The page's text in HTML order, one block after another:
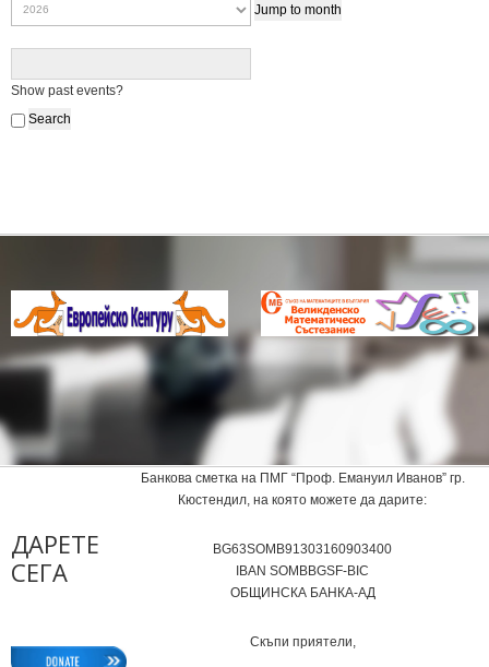
Jump to month
Show past events?
ДАРЕТЕ
СЕГА
Банкова сметка на ПМГ “Проф. Емануил Иванов” гр.
Кюстендил, на която можете да дарите:
BG63SOMB91303160903400
IВAN SOMBBGSF-BIC
ОБЩИНСКА БАНКА-АД
Скъпи приятели,